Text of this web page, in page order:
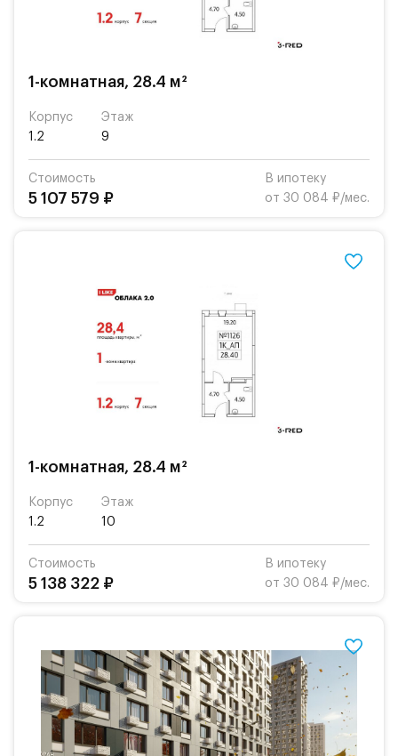
1-комнатная, 28.4 м²
Корпус
1.2
Этаж
9
Стоимость
5 107 579 ₽
В ипотеку
от 30 084 ₽/мес.
1-комнатная, 28.4 м²
Корпус
1.2
Этаж
10
Стоимость
5 138 322 ₽
В ипотеку
от 30 084 ₽/мес.